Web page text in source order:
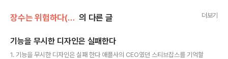
장수는 위험하다(1장) 의 다른 글 더보기
기능을 무시한 디자인은 실패한다
1. 기능을 무시한 디자인은 실패 한다 애플사의 CEO였던 스티브잡스를 기억할